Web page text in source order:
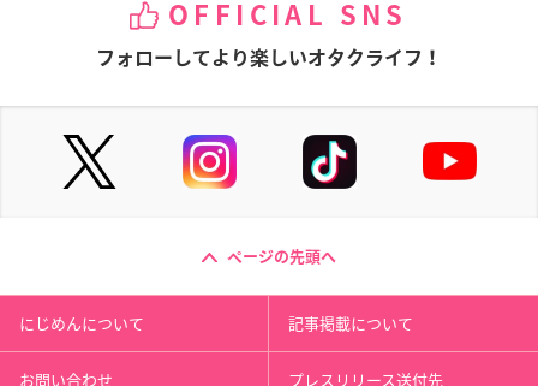
OFFICIAL SNS
フォローしてより楽しいオタクライフ！
ページの先頭へ
にじめんについて 記事掲載について
お問い合わせ プレスリリース送付先